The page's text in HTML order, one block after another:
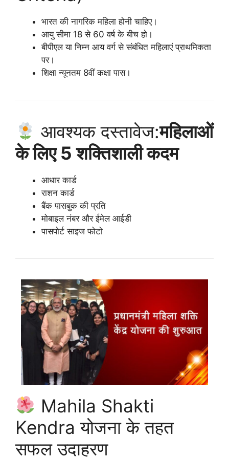
भारत की नागरिक महिला होनी चाहिए।
आयु सीमा 18 से 60 वर्ष के बीच हो।
बीपीएल या निम्न आय वर्ग से संबंधित महिलाएं प्राथमिकता
पर।
शिक्षा न्यूनतम 8वीं कक्षा पास।
आवश्यक दस्तावेज:महिलाओं
के लिए 5 शक्तिशाली कदम
आधार कार्ड
राशन कार्ड
बैंक पासबुक की प्रति
मोबाइल नंबर और ईमेल आईडी
पासपोर्ट साइज फोटो
Mahila Shakti
Kendra योजना के तहत
सफल उदाहरण